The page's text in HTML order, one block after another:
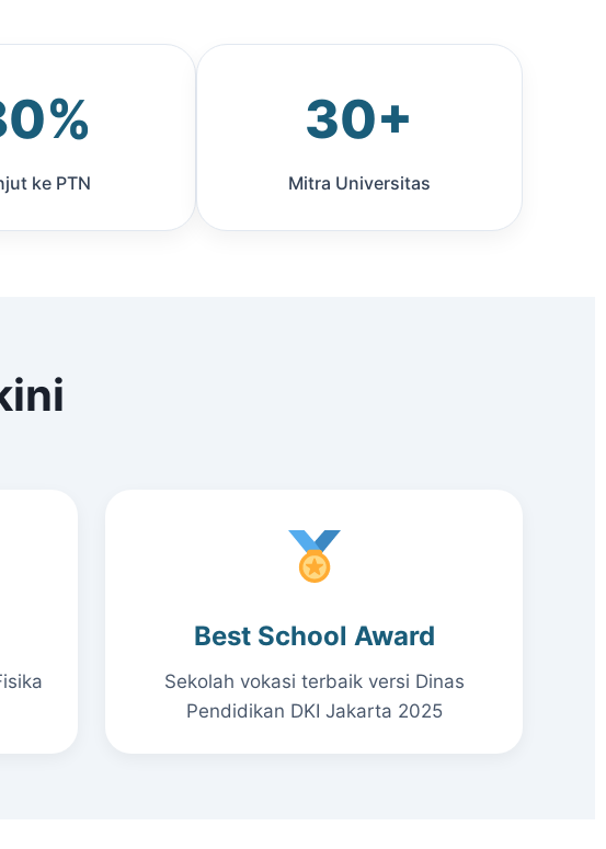
ke PTN
30+
Mitra Universitas
Best School Award
Sekolah vokasi terbaik versi Dinas
Pendidikan DKI Jakarta 2025